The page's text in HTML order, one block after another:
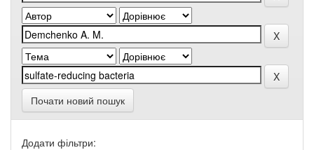
Почати новий пошук
Додати фільтри: